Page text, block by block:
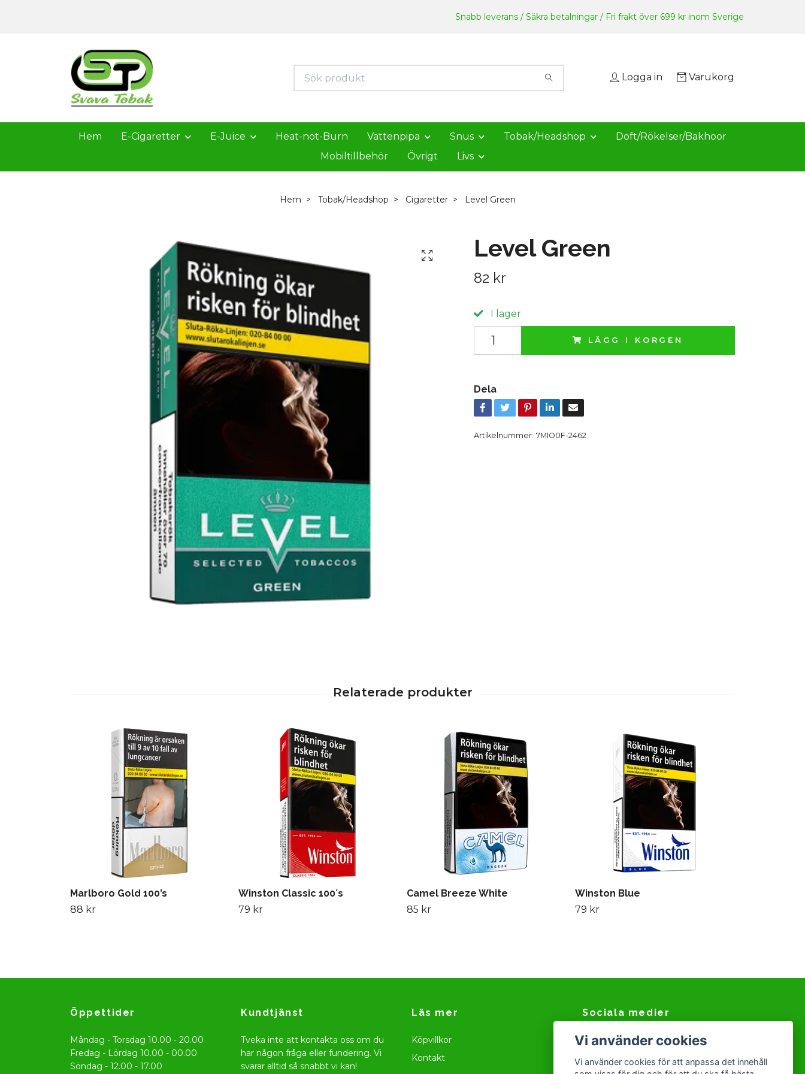
Snabb leverans / Säkra betalningar / Fri frakt över 699 kr inom Sverige
Logga in Varukorg
Hem E-Cigaretter E-Juice Heat-not-Burn Vattenpipa Snus Tobak/Headshop
Doft/Rökelser/Bakhoor
Mobiltillbehör
Övrigt Livs
Hem Tobak/Headshop Cigaretter Level Green
Level Green
82 kr
I lager
LÄGG I KORGEN
Dela
Artikelnummer: 7MIO0F-2462
Marlboro Gold 100’s
88 kr
Winston Classic 100´s
79 kr
Camel Breeze White
85 kr
Winston Blue
79 kr
Öppettider
Måndag - Torsdag 10.00 - 20.00
Fredag - Lördag 10.00 - 00.00
Söndag - 12.00 - 17.00
Kundtjänst
Tveka inte att kontakta oss om du
har någon fråga eller fundering. Vi
svarar alltid så snabbt vi kan!
Läs mer
Köpvillkor
Kontakt
Sociala medier
Facebook
Instagram
Vi använder cookies
Vi använder cookies för att anpassa det innehåll